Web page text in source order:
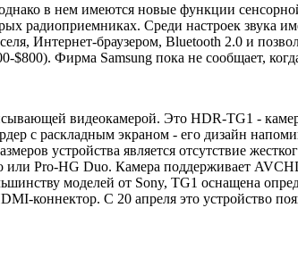
в нем имеются новые функции
радиоприемниках. Среди настроек звука
Интернет-браузером, Bluetooth 2.0 и
Фирма Samsung пока не сообщает,
видеокамерой. Это HDR-TG1 -
с раскладным экраном - его дизайн
устройства является отсутствие
Pro-HG Duo. Камера поддерживает
моделей от Sony, TG1 оснащена
коннектор. С 20 апреля это устройство